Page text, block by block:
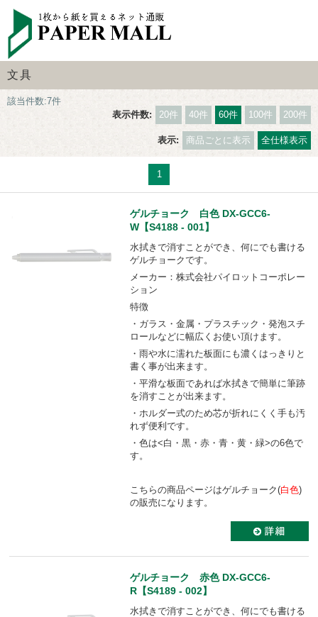
文具
該当件数:7件
表示件数:
20件 40件 60件 100件 200件
表示: 商品ごとに表示 全仕様表示
1
ゲルチョーク 白色 DX-GCC6-
W【S4188 - 001】
水拭きで消すことができ、何にでも書ける
ゲルチョークです。
メーカー：株式会社パイロットコーポレー
ション
特徴
・ガラス・金属・プラスチック・発泡スチ
ロールなどに幅広くお使い頂けます。
・雨や水に濡れた板面にも濃くはっきりと
書く事が出来ます。
・平滑な板面であれば水拭きで簡単に筆跡
を消すことが出来ます。
・ホルダー式のため芯が折れにくく手も汚
れず便利です。
・色は<白・黒・赤・青・黄・緑>の6色で
す。
こちらの商品ページはゲルチョーク(白色)
の販売になります。
ゲルチョーク 赤色 DX-GCC6-
R【S4189 - 002】
水拭きで消すことができ、何にでも書ける